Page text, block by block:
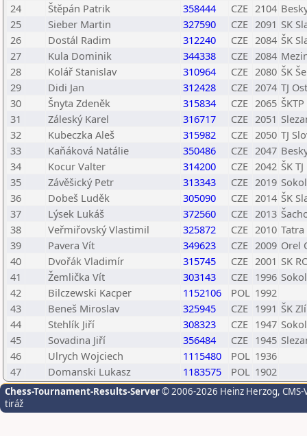
24
Štěpán Patrik 358444 CZE 2104
25
Sieber Martin 327590 CZE 2091 SK
26
Dostál Radim 312240 CZE 2084 ŠK
27
Kula Dominik 344338 CZE 2084
28
Kolář Stanislav 310964 CZE 2080 ŠK
29
Didi Jan 312428 CZE 2074 TJ
30
Šnyta Zdeněk 315834 CZE 2065
31
Záleský Karel 316717 CZE 2051
32
Kubeczka Aleš 315982 CZE 2050 TJ
33
Kaňáková Natálie 350486 CZE 2047
34
Kocur Valter 314200 CZE 2042 ŠK
35
Závěšický Petr 313343 CZE 2019
36
Dobeš Luděk 305090 CZE 2014 ŠK
37
Lýsek Lukáš 372560 CZE 2013
38
Veřmiřovský Vlastimil 325872 CZE 2010
39
Pavera Vít 349623 CZE 2009 Orel
40
Dvořák Vladimír 315745 CZE 2001 SK
41
Žemlička Vít 303143 CZE 1996
42
Bilczewski Kacper 1152106 POL 1992
43
Beneš Miroslav 325945 CZE 1991 ŠK
44
Stehlík Jiří 308323 CZE 1947
45
Sovadina Jiří 356484 CZE 1945
46
Ulrych Wojciech 1115480 POL 1936
47
Domanski Lukasz 1183575 POL 1902
Chess-Tournament-Results-Server© 2006-2026 Heinz Herzog,
tiráž